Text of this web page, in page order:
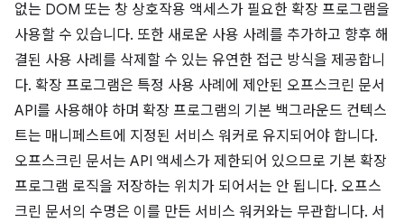
없는 DOM 또는 창 상호작용 액세스가 필요한 확장 프로그램을
사용할 수 있습니다. 또한 새로운 사용 사례를 추가하고 향후 해
결된 사용 사례를 삭제할 수 있는 유연한 접근 방식을 제공합니
다. 확장 프로그램은 특정 사용 사례에 제안된 오프스크린 문서
API를 사용해야 하며 확장 프로그램의 기본 백그라운드 컨텍스
트는 매니페스트에 지정된 서비스 워커로 유지되어야 합니다.
오프스크린 문서는 API 액세스가 제한되어 있으므로 기본 확장
프로그램 로직을 저장하는 위치가 되어서는 안 됩니다. 오프스
크린 문서의 수명은 이를 만든 서비스 워커와는 무관합니다. 서